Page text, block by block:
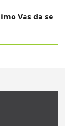
Vas da se